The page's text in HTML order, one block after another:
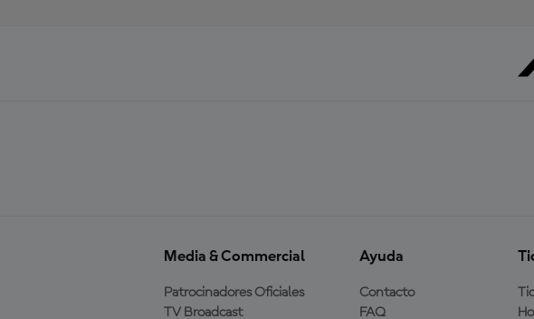
Media & Commercial
Patrocinadores Oficiales
TV Broadcast
Ayuda
Contacto
FAQ